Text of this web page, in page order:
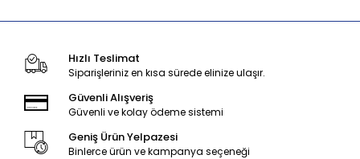
Hızlı Teslimat
Siparişleriniz en kısa sürede elinize ulaşır.
Güvenli Alışveriş
Güvenli ve kolay ödeme sistemi
Geniş Ürün Yelpazesi
Binlerce ürün ve kampanya seçeneği